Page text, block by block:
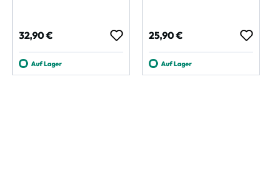
Regulärer Preis:
32,90 €
Auf Lager
Regulärer Preis:
25,90 €
Auf Lager